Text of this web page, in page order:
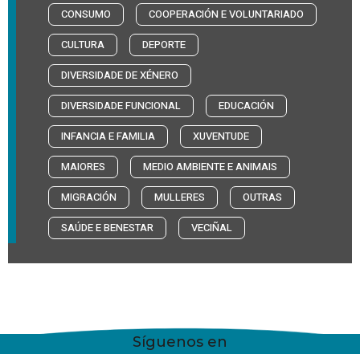
CONSUMO
COOPERACIÓN E VOLUNTARIADO
CULTURA
DEPORTE
DIVERSIDADE DE XÉNERO
DIVERSIDADE FUNCIONAL
EDUCACIÓN
INFANCIA E FAMILIA
XUVENTUDE
MAIORES
MEDIO AMBIENTE E ANIMAIS
MIGRACIÓN
MULLERES
OUTRAS
SAÚDE E BENESTAR
VECIÑAL
Síguenos en